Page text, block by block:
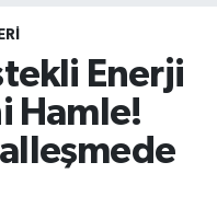
Enerji
Hamle!